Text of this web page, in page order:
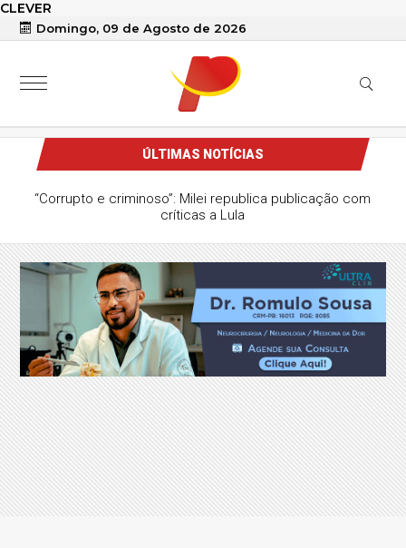
CLEVER
Domingo, 09 de Agosto de 2026
ÚLTIMAS NOTÍCIAS
“Corrupto e criminoso”: Milei republica publicação com
críticas a Lula